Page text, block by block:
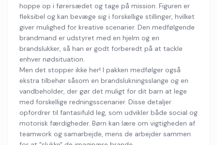
hoppe op i førersædet og tage på mission. Figuren er
fleksibel og kan bevæge sig i forskellige stillinger, hvilket
giver mulighed for kreative scenarier. Den medfølgende
brandmand er udstyret med en hjelm og en
brandslukker, så han er godt forberedt på at tackle
enhver nødsituation.
Men det stopper ikke her! I pakken medfølger også
ekstra tilbehør såsom en brandslukningsslange og en
vandbeholder, der gør det muligt for dit barn at lege
med forskellige redningsscenarier. Disse detaljer
opfordrer til fantasifuld leg, som udvikler både social og
motorisk færdigheder. Børn kan lære om vigtigheden af
teamwork og samarbejde, mens de arbejder sammen